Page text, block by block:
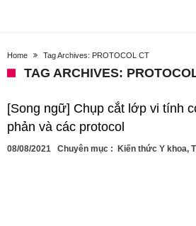
Home Tag Archives: PROTOCOL CT
TAG ARCHIVES:
[Song ngữ] Chụp cắt lớp vi tính
phản và các protocol
08/08/2021 Chuyên mục : Kiến thức Y khoa,